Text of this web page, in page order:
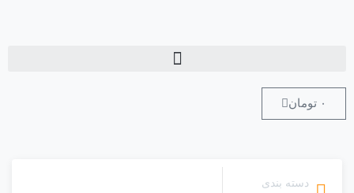
۰ تومان
دسته بندی